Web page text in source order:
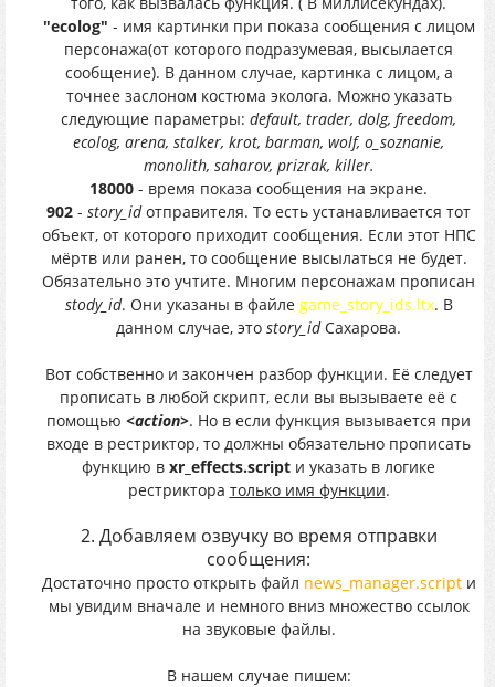
"ecolog" - имя картинки при показа сообщения с лицом
персонажа(от которого подразумевая, высылается
сообщение). В данном случае, картинка с лицом, а
точнее заслоном костюма эколога. Можно указать
следующие параметры: default, trader, dolg, freedom,
ecolog, arena, stalker, krot, barman, wolf, o_soznanie,
monolith, saharov, prizrak, killer.
18000 - время показа сообщения на экране.
902 - story_idотправителя. То есть устанавливается тот
объект, от которого приходит сообщения. Если этот НПС
мёртв или ранен, то сообщение высылаться не будет.
Обязательно это учтите. Многим персонажам прописан
stody_id. Они указаны в файле game_story_ids.ltx. В
данном случае, это story_idСахарова.
Вот собственно и закончен разбор функции. Её следует
прописать в любой скрипт, если вы вызываете её с
помощью <action>. Но в если функция вызывается при
входе в рестриктор, то должны обязательно прописать
функцию в xr_effects.script и указать в логике
рестриктора только имя функции.
2. Добавляем озвучку во время отправки
сообщения:
Достаточно просто открыть файл news_manager.scriptи
мы увидим вначале и немного вниз множество ссылок
на звуковые файлы.
В нашем случае пишем: